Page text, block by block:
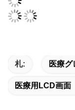
札: 医療
医療用LCD画面